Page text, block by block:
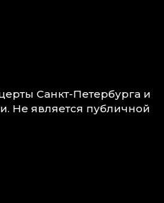
Санкт-Петербурга и
Не является публичной